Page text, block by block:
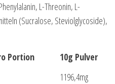
L-Threonin, L-
(Sucralose, Steviolglycoside),
Portion
10g Pulver
1196,4mg